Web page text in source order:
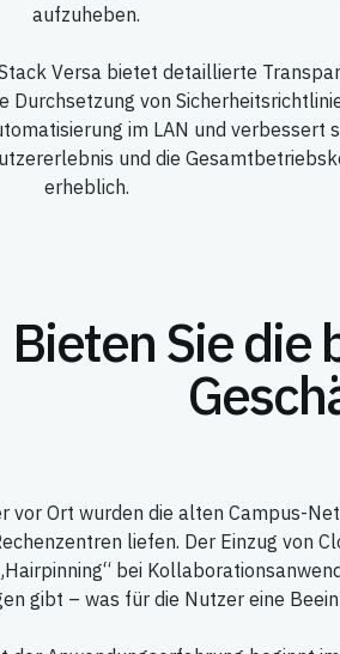
aufzuheben.
Versa bietet detaillierte
Durchsetzung von
im LAN und verbessert
und die
erheblich.
Bieten Sie die
vor Ort wurden die alten Campus-
liefen. Der Einzug von
bei
gibt – was für die Nutzer eine